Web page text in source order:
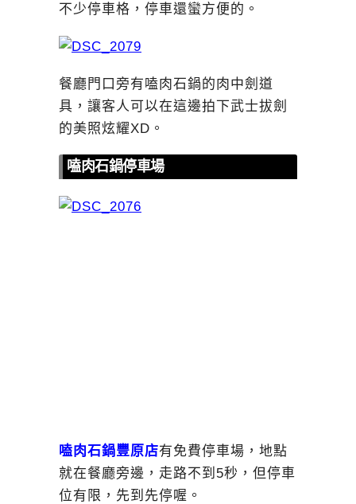
不少停車格，停車還蠻方便的。
餐廳門口旁有嗑肉石鍋的肉中劍道
具，讓客人可以在這邊拍下武士拔劍
的美照炫耀XD。
嗑肉石鍋停車場
嗑肉石鍋豐原店有免費停車場，地點
就在餐廳旁邊，走路不到5秒，但停車
位有限，先到先停喔。